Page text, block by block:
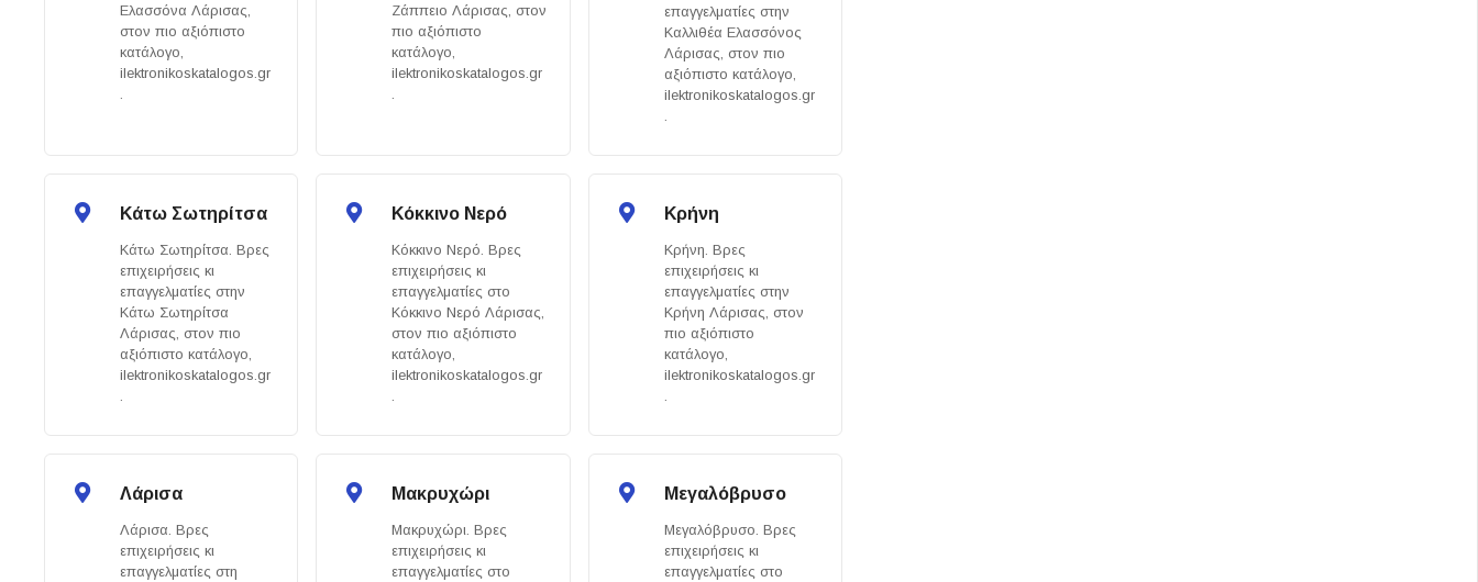
Ελασσόνα Λάρισας,
στον πιο αξιόπιστο
κατάλογο,
ilektronikoskatalogos.gr
Ζάππειο Λάρισας, στον
πιο αξιόπιστο
κατάλογο,
ilektronikoskatalogos.gr
επαγγελματίες στην
Καλλιθέα Ελασσόνος
Λάρισας, στον πιο
αξιόπιστο κατάλογο,
ilektronikoskatalogos.gr
Κάτω Σωτηρίτσα
Κάτω Σωτηρίτσα. Βρες
επιχειρήσεις κι
επαγγελματίες στην
Κάτω Σωτηρίτσα
Λάρισας, στον πιο
αξιόπιστο κατάλογο,
ilektronikoskatalogos.gr
Κόκκινο Νερό
Κόκκινο Νερό. Βρες
επιχειρήσεις κι
επαγγελματίες στο
Κόκκινο Νερό Λάρισας,
στον πιο αξιόπιστο
κατάλογο,
ilektronikoskatalogos.gr
Κρήνη
Κρήνη. Βρες
επιχειρήσεις κι
επαγγελματίες στην
Κρήνη Λάρισας, στον
πιο αξιόπιστο
κατάλογο,
ilektronikoskatalogos.gr
Λάρισα
Λάρισα. Βρες
επιχειρήσεις κι
επαγγελματίες στη
Μακρυχώρι
Μακρυχώρι. Βρες
επιχειρήσεις κι
επαγγελματίες στο
Μεγαλόβρυσο
Μεγαλόβρυσο. Βρες
επιχειρήσεις κι
επαγγελματίες στο